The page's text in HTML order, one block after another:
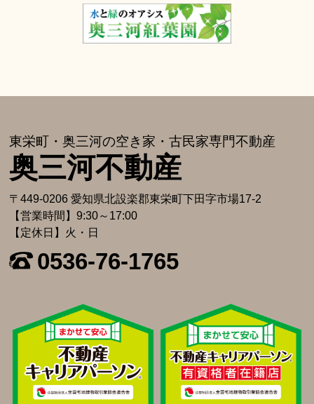
東栄町・奥三河の空き家・古⺠家専⾨不動産
奥三河不動産
〒449-0206 愛知県北設楽郡東栄町下⽥字市場17-2
【営業時間】9:30～17:00
【定休日】火・日
0536-76-1765